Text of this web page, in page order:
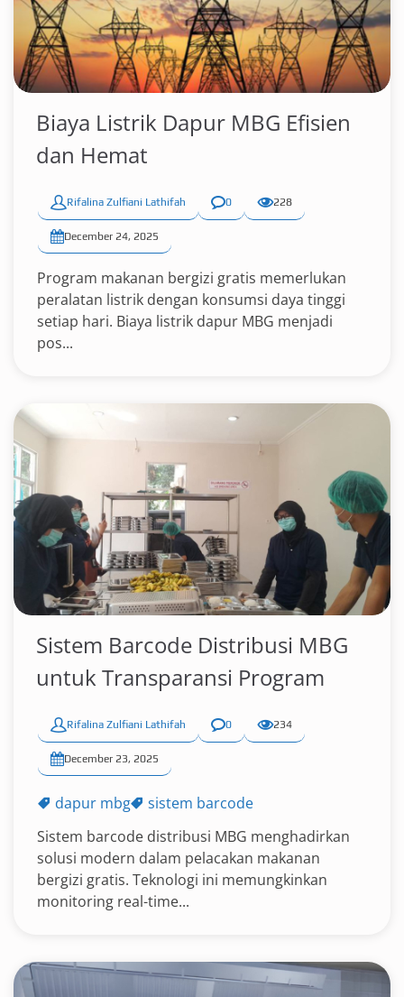
Biaya Listrik Dapur MBG Efisien
dan Hemat
Rifalina Zulfiani Lathifah 0 228
December 24, 2025
Program makanan bergizi gratis memerlukan
peralatan listrik dengan konsumsi daya tinggi
setiap hari. Biaya listrik dapur MBG menjadi
pos...
Sistem Barcode Distribusi MBG
untuk Transparansi Program
Rifalina Zulfiani Lathifah 0 234
December 23, 2025
dapur mbg
sistem barcode
Sistem barcode distribusi MBG menghadirkan
solusi modern dalam pelacakan makanan
bergizi gratis. Teknologi ini memungkinkan
monitoring real-time...